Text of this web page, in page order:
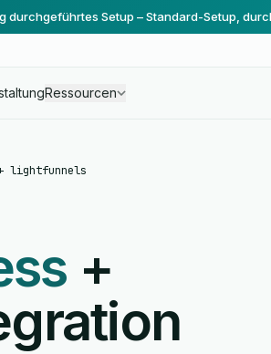
durchgeführtes Setup – Standard-Setup,
Ressourcen
lightfunnels
+